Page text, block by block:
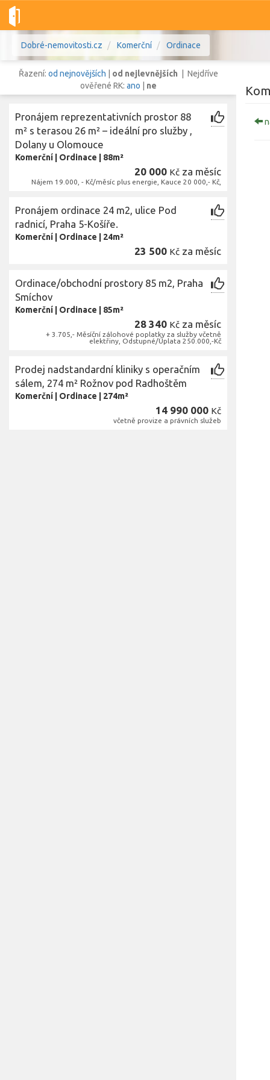
Dobré-nemovitosti.cz Komerční Ordinace
Vše Byty Domy
Lokalita
Lokalita
Řazení: od nejnovějších od nejlevnějších
| Nejdříve
ověřené RK: ano ne
Pronájem reprezentativních prostor 88
m² s terasou 26 m² – ideální pro služby ,
Dolany u Olomouce
Komerční Ordinace 88m²
20 000 Kč za měsíc
Nájem 19.000, - Kč/měsíc plus energie, Kauce 20 000,- Kč,
Pronájem ordinace 24 m2, ulice Pod
radnicí, Praha 5-Košíře.
Komerční Ordinace 24m²
23 500 Kč za měsíc
Ordinace/obchodní prostory 85 m2, Praha
Smíchov
Komerční Ordinace 85m²
28 340 Kč za měsíc
+ 3.705,- Měsíční zálohové poplatky za služby včetně
elektřiny, Odstupné/Úplata 250.000,-Kč
Prodej nadstandardní kliniky s operačním
sálem, 274 m² Rožnov pod Radhoštěm
Komerční Ordinace 274m²
14 990 000 Kč
včetně provize a právních služeb